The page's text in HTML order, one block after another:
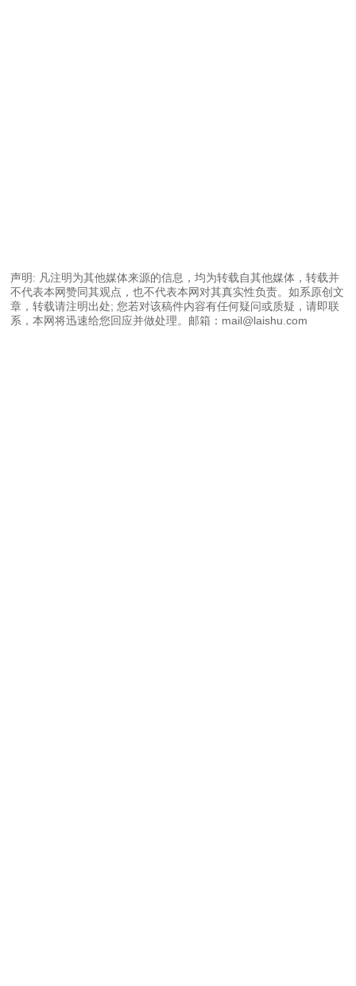
声明: 凡注明为其他媒体来源的信息，均为转载自其他媒体，转载并
不代表本网赞同其观点，也不代表本网对其真实性负责。如系原创文
章，转载请注明出处; 您若对该稿件内容有任何疑问或质疑，请即联
系，本网将迅速给您回应并做处理。邮箱：mail@laishu.com